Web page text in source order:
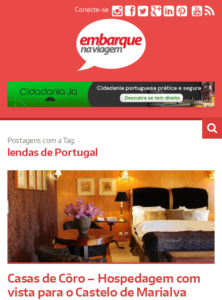
Conecte-se
Postagens com a Tag:
lendas de Portugal
Casas de Côro – Hospedagem com
vista para o Castelo de Marialva